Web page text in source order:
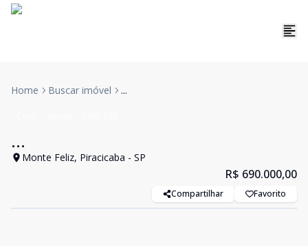
Home Buscar imóvel ...
...
Monte Feliz, Piracicaba - SP
R$ 690.000,00
Compartilhar Favorito